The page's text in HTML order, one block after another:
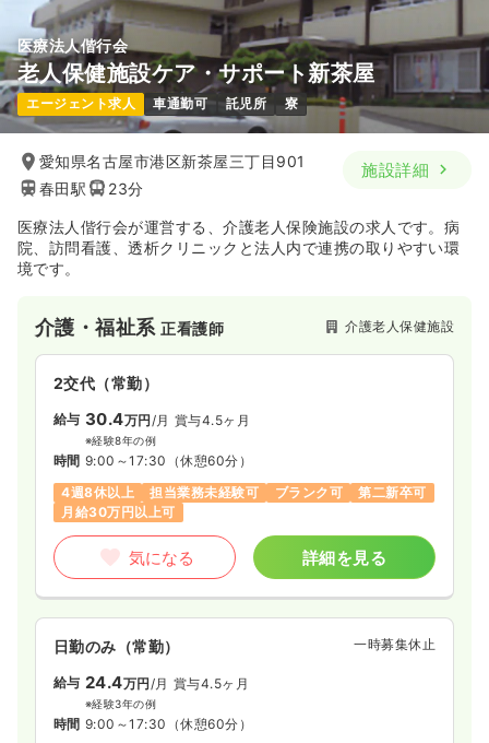
日勤のみ（パート）
給与 時給1,300円〜
時間 8:30～20:00
ブランク可
医療法人偕行会
老人保健施設ケア・サポート新茶屋
エージェント求人 車通勤可 託児所 寮
愛知県名古屋市港区新茶屋三丁目901
春田駅
23分
施設詳細
医療法人偕行会が運営する、介護老人保険施設の求人です。病
院、訪問看護、透析クリニックと法人内で連携の取りやすい環
境です。
介護・福祉系正看護師 介護老人保健施設
2交代（常勤）
給与 30.4万円 /月 賞与4.5ヶ月
※経験8年の例
時間 9:00～17:30 （休憩60分）
4週8休以上
担当業務未経験可 ブランク可
第二新卒可
月給30万円以上可
気になる 詳細を見る
日勤のみ（常勤） 一時募集休止
給与 24.4万円/月 賞与4.5ヶ月
※経験3年の例
時間 9:00～17:30 （休憩60分）